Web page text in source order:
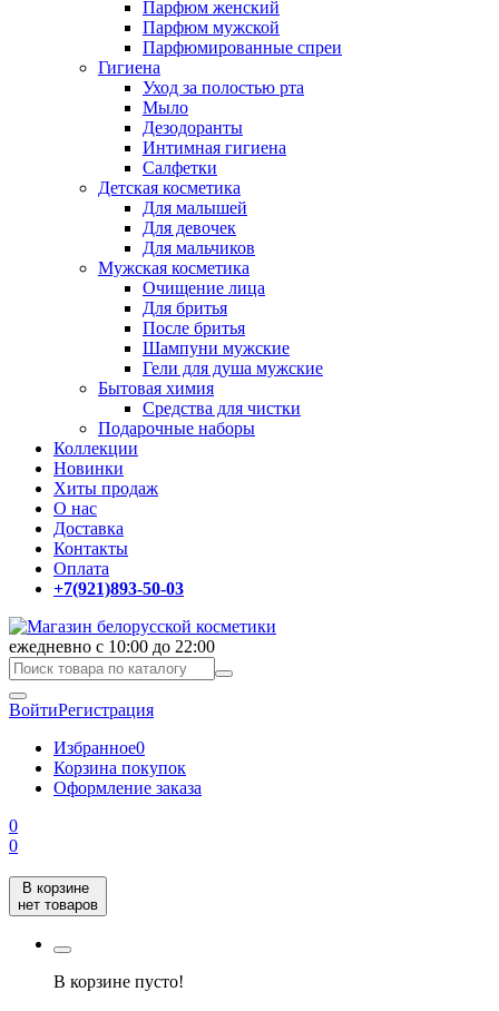
Парфюм женский
Парфюм мужской
Парфюмированные спреи
Гигиена
Уход за полостью рта
Мыло
Дезодоранты
Интимная гигиена
Салфетки
Детская косметика
Для малышей
Для девочек
Для мальчиков
Мужская косметика
Очищение лица
Для бритья
После бритья
Шампуни мужские
Гели для душа мужские
Бытовая химия
Средства для чистки
Подарочные наборы
Коллекции
Новинки
Хиты продаж
О нас
Доставка
Контакты
Оплата
+7(921)893-50-03
ежедневно с 10:00 до 22:00
ВойтиРегистрация
Избранное0
Корзина покупок
Оформление заказа
0
0
В корзине
нет товаров
В корзине пусто!